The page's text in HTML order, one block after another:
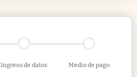
Ingreso de datos Medio de pago